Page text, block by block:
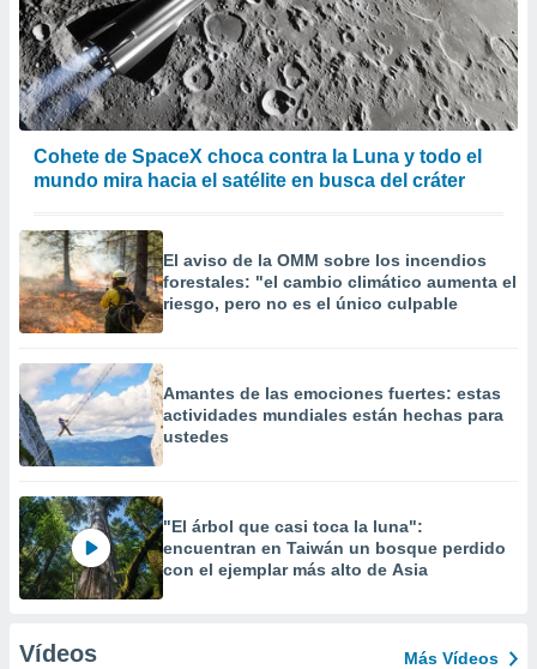
Cohete de SpaceX choca contra la Luna y todo el
mundo mira hacia el satélite en busca del cráter
El aviso de la OMM sobre los incendios
forestales: "el cambio climático aumenta el
riesgo, pero no es el único culpable
Amantes de las emociones fuertes: estas
actividades mundiales están hechas para
ustedes
"El árbol que casi toca la luna":
encuentran en Taiwán un bosque perdido
con el ejemplar más alto de Asia
Vídeos Más Vídeos